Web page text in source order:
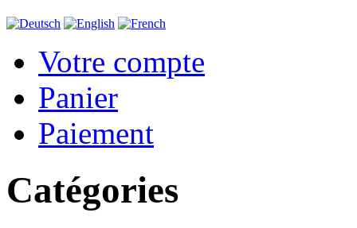
Votre compte
Panier
Paiement
Catégories